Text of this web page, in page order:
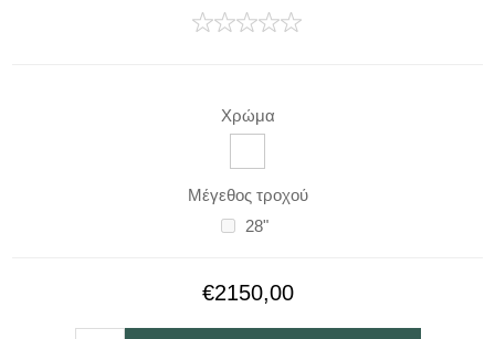
Χρώμα
Μέγεθος τροχού
28"
€2150,00